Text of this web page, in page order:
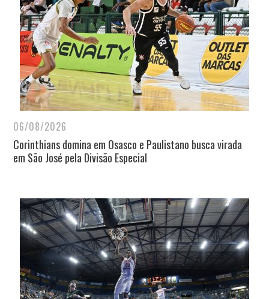
06/08/2026
Corinthians domina em Osasco e Paulistano busca virada
em São José pela Divisão Especial